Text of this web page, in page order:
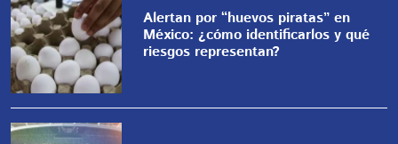
Alertan por “huevos piratas” en
México: ¿cómo identificarlos y qué
riesgos representan?